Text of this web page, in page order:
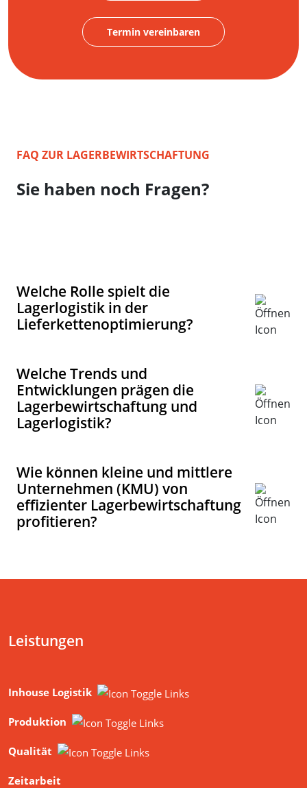
Termin vereinbaren
FAQ ZUR LAGERBEWIRTSCHAFTUNG
Sie haben noch Fragen?
Welche Rolle spielt die
Lagerlogistik in der
Lieferkettenoptimierung?
Welche Trends und
Entwicklungen prägen die
Lagerbewirtschaftung und
Lagerlogistik?
Wie können kleine und mittlere
Unternehmen (KMU) von
effizienter Lagerbewirtschaftung
profitieren?
Leistungen
Inhouse Logistik
Produktion
Qualität
Zeitarbeit